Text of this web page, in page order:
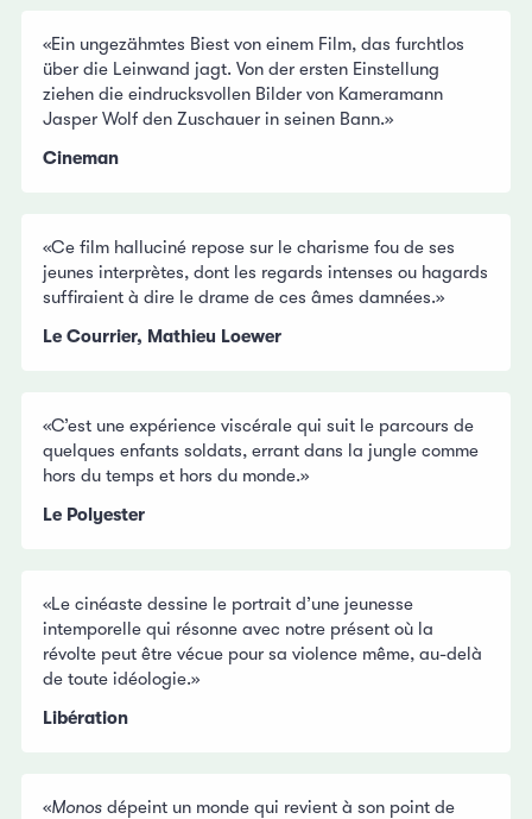
«Ein ungezähmtes Biest von einem Film, das furchtlos
über die Leinwand jagt. Von der ersten Einstellung
ziehen die eindrucksvollen Bilder von Kameramann
Jasper Wolf den Zuschauer in seinen Bann.»
Cineman
«Ce film halluciné repose sur le charisme fou de ses
jeunes interprètes, dont les regards intenses ou hagards
suffiraient à dire le drame de ces âmes damnées.»
Le Courrier, Mathieu Loewer
«C’est une expérience viscérale qui suit le parcours de
quelques enfants soldats, errant dans la jungle comme
hors du temps et hors du monde.»
Le Polyester
«Le cinéaste dessine le portrait d’une jeunesse
intemporelle qui résonne avec notre présent où la
révolte peut être vécue pour sa violence même, au-delà
de toute idéologie.»
Libération
«Monos dépeint un monde qui revient à son point de